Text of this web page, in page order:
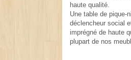
haute qualité.
Une table de pique-
déclencheur social
imprégné de haute
plupart de nos